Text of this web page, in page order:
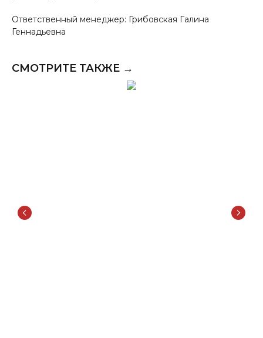
Ответственный менеджер: Грибовская Галина
Геннадьевна
СМОТРИТЕ ТАКЖЕ →